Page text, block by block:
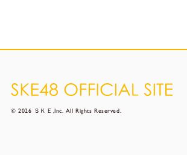
© 2026 ＳＫＥ,Inc. All Rights Reserved.